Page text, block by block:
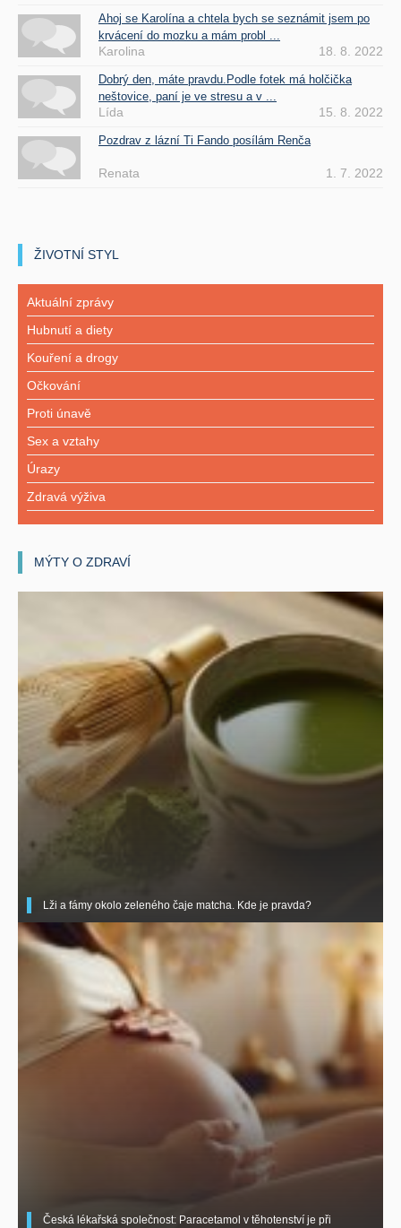
Ahoj se Karolína a chtela bych se seznámit jsem po
krvácení do mozku a mám probl ...
Karolina 18. 8. 2022
Dobrý den, máte pravdu.Podle fotek má holčička
neštovice, paní je ve stresu a v ...
Lída 15. 8. 2022
Pozdrav z lázní Ti Fando posílám Renča
Renata 1. 7. 2022
ŽIVOTNÍ STYL
Aktuální zprávy
Hubnutí a diety
Kouření a drogy
Očkování
Proti únavě
Sex a vztahy
Úrazy
Zdravá výživa
MÝTY O ZDRAVÍ
Lži a fámy okolo zeleného čaje matcha. Kde je pravda?
Česká lékařská společnost: Paracetamol v těhotenství je při